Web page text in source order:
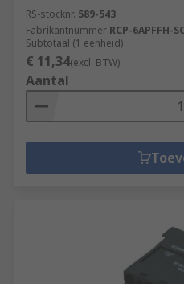
RS-stocknr. 589-543
Fabrikantnummer RCP-6APFFH-
Subtotaal (1 eenheid)
€ 11,34(excl. BTW)
Aantal